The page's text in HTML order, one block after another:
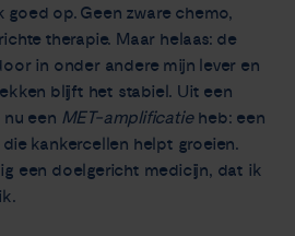
op. Geen zware chemo,
therapie. Maar helaas: de
in onder andere mijn lever en
blijft het stabiel. Uit een
een MET-amplificatieheb: een
kankercellen helpt groeien.
een doelgericht medicijn, dat ik